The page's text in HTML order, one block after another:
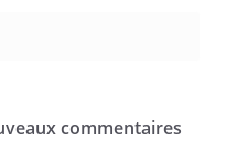
commentaires